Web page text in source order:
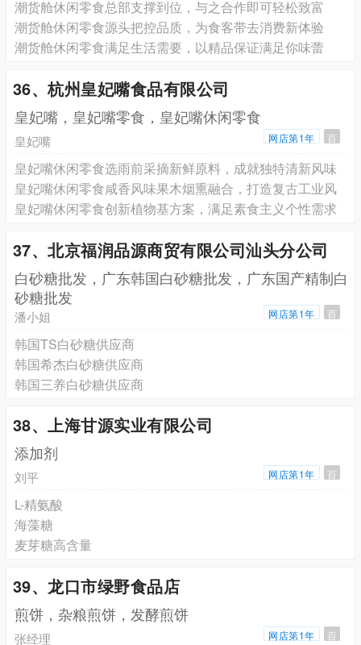
潮货舱休闲零食总部支撑到位，与之合作即可轻松致富
潮货舱休闲零食源头把控品质，为食客带去消费新体验
潮货舱休闲零食满足生活需要，以精品保证满足你味蕾
36、杭州皇妃嘴食品有限公司
皇妃嘴，皇妃嘴零食，皇妃嘴休闲零食
皇妃嘴 网店第1年 百
皇妃嘴休闲零食选雨前采摘新鲜原料，成就独特清新风味
皇妃嘴休闲零食咸香风味果木烟熏融合，打造复古工业风
皇妃嘴休闲零食创新植物基方案，满足素食主义个性需求
37、北京福润品源商贸有限公司汕头分公司
白砂糖批发，广东韩国白砂糖批发，广东国产精制白
砂糖批发
潘小姐 网店第1年 百
韩国TS白砂糖供应商
韩国希杰白砂糖供应商
韩国三养白砂糖供应商
38、上海甘源实业有限公司
添加剂
刘平 网店第1年 百
L-精氨酸
海藻糖
麦芽糖高含量
39、龙口市绿野食品店
煎饼，杂粮煎饼，发酵煎饼
张经理 网店第1年 百